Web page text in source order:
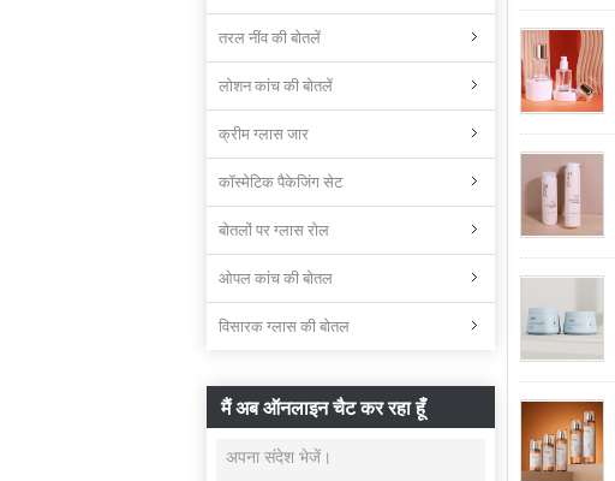
तरल नींव की बोतलें
लोशन कांच की बोतलें
क्रीम ग्लास जार
कॉस्मेटिक पैकेजिंग सेट
बोतलों पर ग्लास रोल
ओपल कांच की बोतल
विसारक ग्लास की बोतल
मैं अब ऑनलाइन चैट कर रहा हूँ